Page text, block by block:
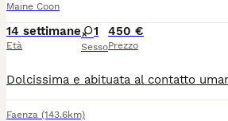
Maine Coon
14 settimane
Età
1
Sesso
450 €
Prezzo
Faenza (143.6km)